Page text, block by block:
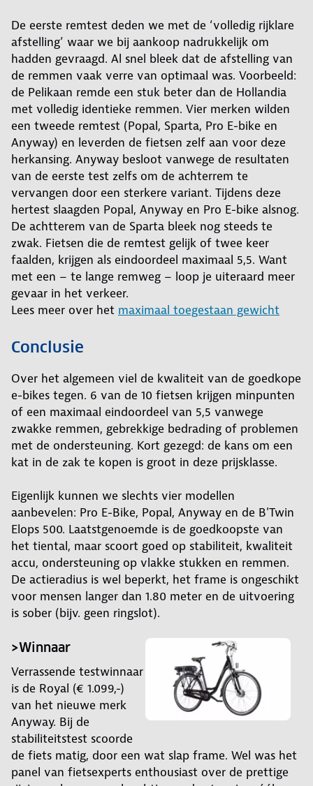
De eerste remtest deden we met de ‘volledig rijklare
afstelling’ waar we bij aankoop nadrukkelijk om
hadden gevraagd. Al snel bleek dat de afstelling van
de remmen vaak verre van optimaal was. Voorbeeld:
de Pelikaan remde een stuk beter dan de Hollandia
met volledig identieke remmen. Vier merken wilden
een tweede remtest (Popal, Sparta, Pro E-bike en
Anyway) en leverden de fietsen zelf aan voor deze
herkansing. Anyway besloot vanwege de resultaten
van de eerste test zelfs om de achterrem te
vervangen door een sterkere variant. Tijdens deze
hertest slaagden Popal, Anyway en Pro E-bike alsnog.
De achtterem van de Sparta bleek nog steeds te
zwak. Fietsen die de remtest gelijk of twee keer
faalden, krijgen als eindoordeel maximaal 5,5. Want
met een – te lange remweg – loop je uiteraard meer
gevaar in het verkeer.
Lees meer over het maximaal toegestaan gewicht
Conclusie
Over het algemeen viel de kwaliteit van de goedkope
e-bikes tegen. 6 van de 10 fietsen krijgen minpunten
of een maximaal eindoordeel van 5,5 vanwege
zwakke remmen, gebrekkige bedrading of problemen
met de ondersteuning. Kort gezegd: de kans om een
kat in de zak te kopen is groot in deze prijsklasse.
Eigenlijk kunnen we slechts vier modellen
aanbevelen: Pro E-Bike, Popal, Anyway en de B'Twin
Elops 500. Laatstgenoemde is de goedkoopste van
het tiental, maar scoort goed op stabiliteit, kwaliteit
accu, ondersteuning op vlakke stukken en remmen.
De actieradius is wel beperkt, het frame is ongeschikt
voor mensen langer dan 1.80 meter en de uitvoering
is sober (bijv. geen ringslot).
>Winnaar
Verrassende testwinnaar
is de Royal (€ 1.099,-)
van het nieuwe merk
Anyway. Bij de
stabiliteitstest scoorde
de fiets matig, door een wat slap frame. Wel was het
panel van fietsexperts enthousiast over de prettige